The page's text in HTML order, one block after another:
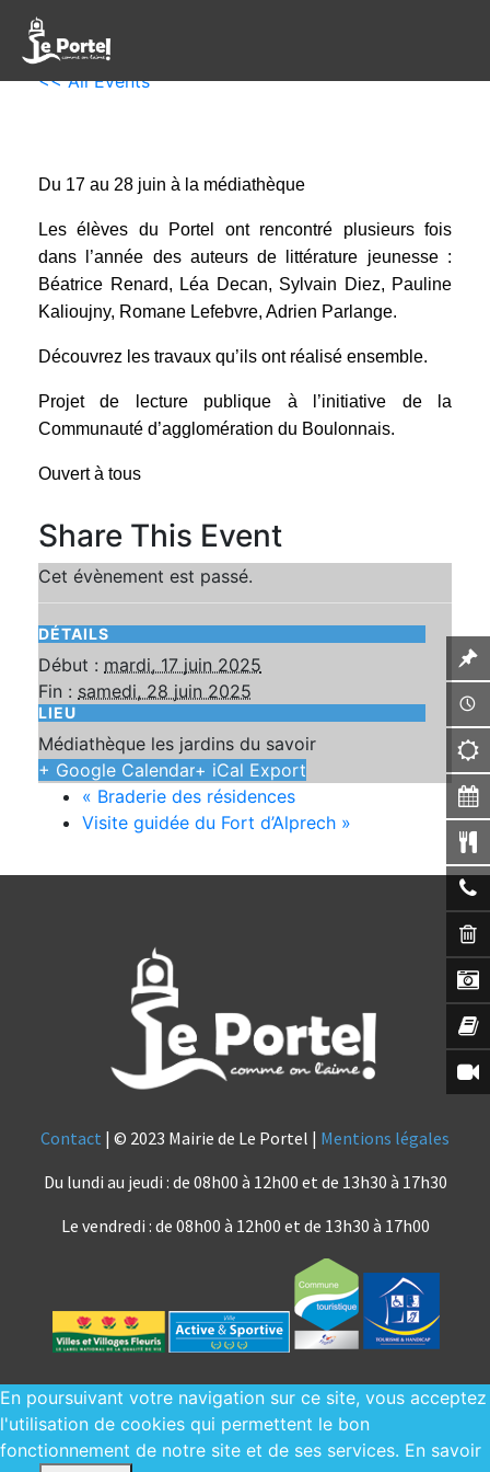
<< All Events
Du 17 au 28 juin à la médiathèque
Les élèves du Portel ont rencontré plusieurs fois
dans l’année des auteurs de littérature jeunesse :
Béatrice Renard, Léa Decan, Sylvain Diez, Pauline
Kalioujny, Romane Lefebvre, Adrien Parlange.
Découvrez les travaux qu’ils ont réalisé ensemble.
Projet de lecture publique à l’initiative de la
Communauté d’agglomération du Boulonnais.
Ouvert à tous
Share This Event
Cet évènement est passé.
DÉTAILS
Début : mardi, 17 juin 2025
Fin : samedi, 28 juin 2025
LIEU
Médiathèque les jardins du savoir
+ Google Calendar+ iCal Export
« Braderie des résidences
Visite guidée du Fort d’Alprech »
Contact | © 2023 Mairie de Le Portel | Mentions légales
Du lundi au jeudi : de 08h00 à 12h00 et de 13h30 à 17h30
Le vendredi : de 08h00 à 12h00 et de 13h30 à 17h00
En poursuivant votre navigation sur ce site, vous acceptez
l'utilisation de cookies qui permettent le bon
fonctionnement de notre site et de ses services. En savoir